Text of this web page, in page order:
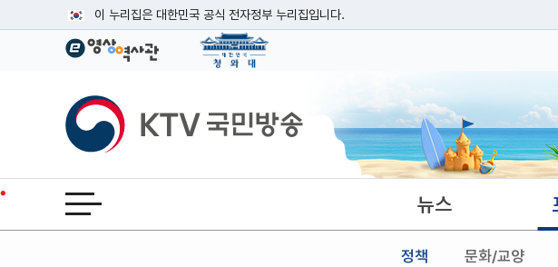
이 누리집은 대한민국 공식 전자정부 누리집입니다.
공식 누리집 주소 확인하기
이밖에 or.kr 또는 .kr등 다른 도메인 주소를 사용하고 있다면 아래 URL에서 도메인 주소를 확인
운영중인 공식 누리집보기
KTV국민방송
전체메뉴 열기 뉴스
정책 문화/교양